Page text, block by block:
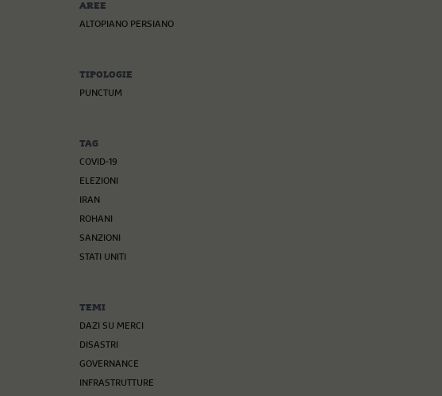
AREE
ALTOPIANO PERSIANO
TIPOLOGIE
PUNCTUM
TAG
COVID-19
ELEZIONI
IRAN
ROHANI
SANZIONI
STATI UNITI
TEMI
DAZI SU MERCI
DISASTRI
GOVERNANCE
INFRASTRUTTURE